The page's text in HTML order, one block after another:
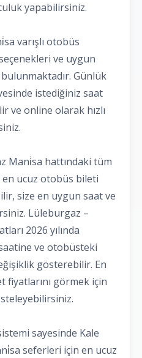
yapabilirsiniz.
varışlı otobüs
ve uygun
Günlük
istediğiniz saat
ve online olarak hızlı
Mani̇sa hattındaki tüm
en ucuz otobüs bileti
size en uygun saat ve
Lüleburgaz –
2026 yılında
ve otobüsteki
gösterebilir. En
fiyatlarını görmek için
sayesinde Kale
seferleri için en ucuz